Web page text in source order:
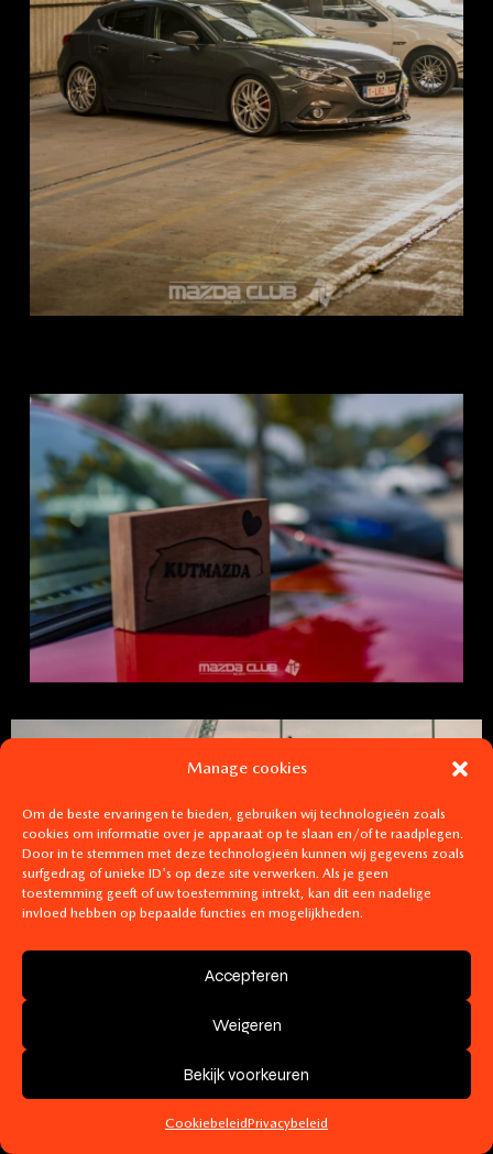
Manage cookies
Om de beste ervaringen te bieden, gebruiken wij technologieën zoals
cookies om informatie over je apparaat op te slaan en/of te raadplegen.
Door in te stemmen met deze technologieën kunnen wij gegevens zoals
surfgedrag of unieke ID's op deze site verwerken. Als je geen
toestemming geeft of uw toestemming intrekt, kan dit een nadelige
invloed hebben op bepaalde functies en mogelijkheden.
Accepteren
Weigeren
Bekijk voorkeuren
CookiebeleidPrivacybeleid